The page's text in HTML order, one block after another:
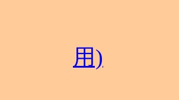
用)